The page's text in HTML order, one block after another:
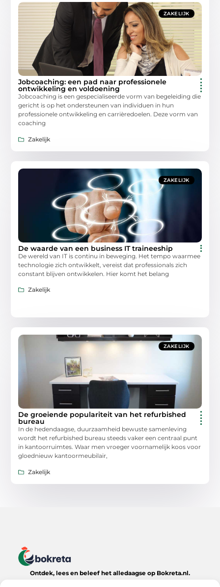
ZAKELIJK
Jobcoaching: een pad naar professionele
ontwikkeling en voldoening
Jobcoaching is een gespecialiseerde vorm van begeleiding die
gericht is op het ondersteunen van individuen in hun
professionele ontwikkeling en carrièredoelen. Deze vorm van
coaching
Zakelijk
ZAKELIJK
De waarde van een business IT traineeship
De wereld van IT is continu in beweging. Het tempo waarmee
technologie zich ontwikkelt, vereist dat professionals zich
constant blijven ontwikkelen. Hier komt het belang
Zakelijk
ZAKELIJK
De groeiende populariteit van het refurbished
bureau
In de hedendaagse, duurzaamheid bewuste samenleving
wordt het refurbished bureau steeds vaker een centraal punt
in kantoorruimtes. Waar men vroeger voornamelijk koos voor
gloednieuw kantoormeubilair,
Zakelijk
Ontdek, lees en beleef het alledaagse op Bokreta.nl.